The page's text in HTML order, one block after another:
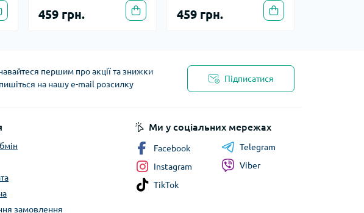
459 грн. 459 грн.
першим про акції та знижки
на нашу e-mail розсилку
Підписатися
замовлення
Ми у соціальних мережах
Facebook
Instagram
TikTok
Telegram
Viber